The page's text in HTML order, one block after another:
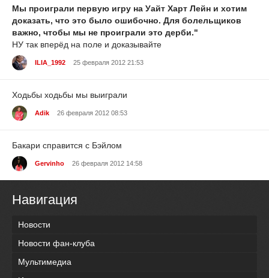
Мы проиграли первую игру на Уайт Харт Лейн и хотим
доказать, что это было ошибочно. Для болельщиков
важно, чтобы мы не проиграли это дерби."
НУ так вперёд на поле и доказывайте
ILIA_1992 25 февраля 2012 21:53
Ходьбы ходьбы мы выиграли
Adik 26 февраля 2012 08:53
Бакари справится с Бэйлом
Gervinho 26 февраля 2012 14:58
Навигация
Новости
Новости фан-клуба
Мультимедиа